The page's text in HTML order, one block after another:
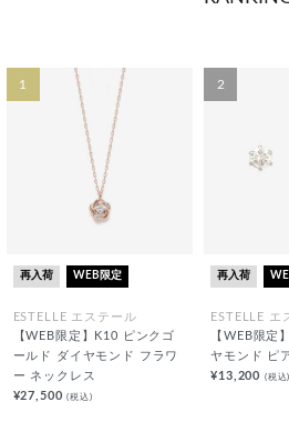
1
再入荷 WEB限定
ESTELLE エステール
【WEB限定】K10 ピンクゴ
ールド ダイヤモンド フラワ
ー ネックレス
¥27,500(税込)
2
再入荷
ESTELLE エ
【WEB限定
ヤモンド ピ
¥13,200 (税込)